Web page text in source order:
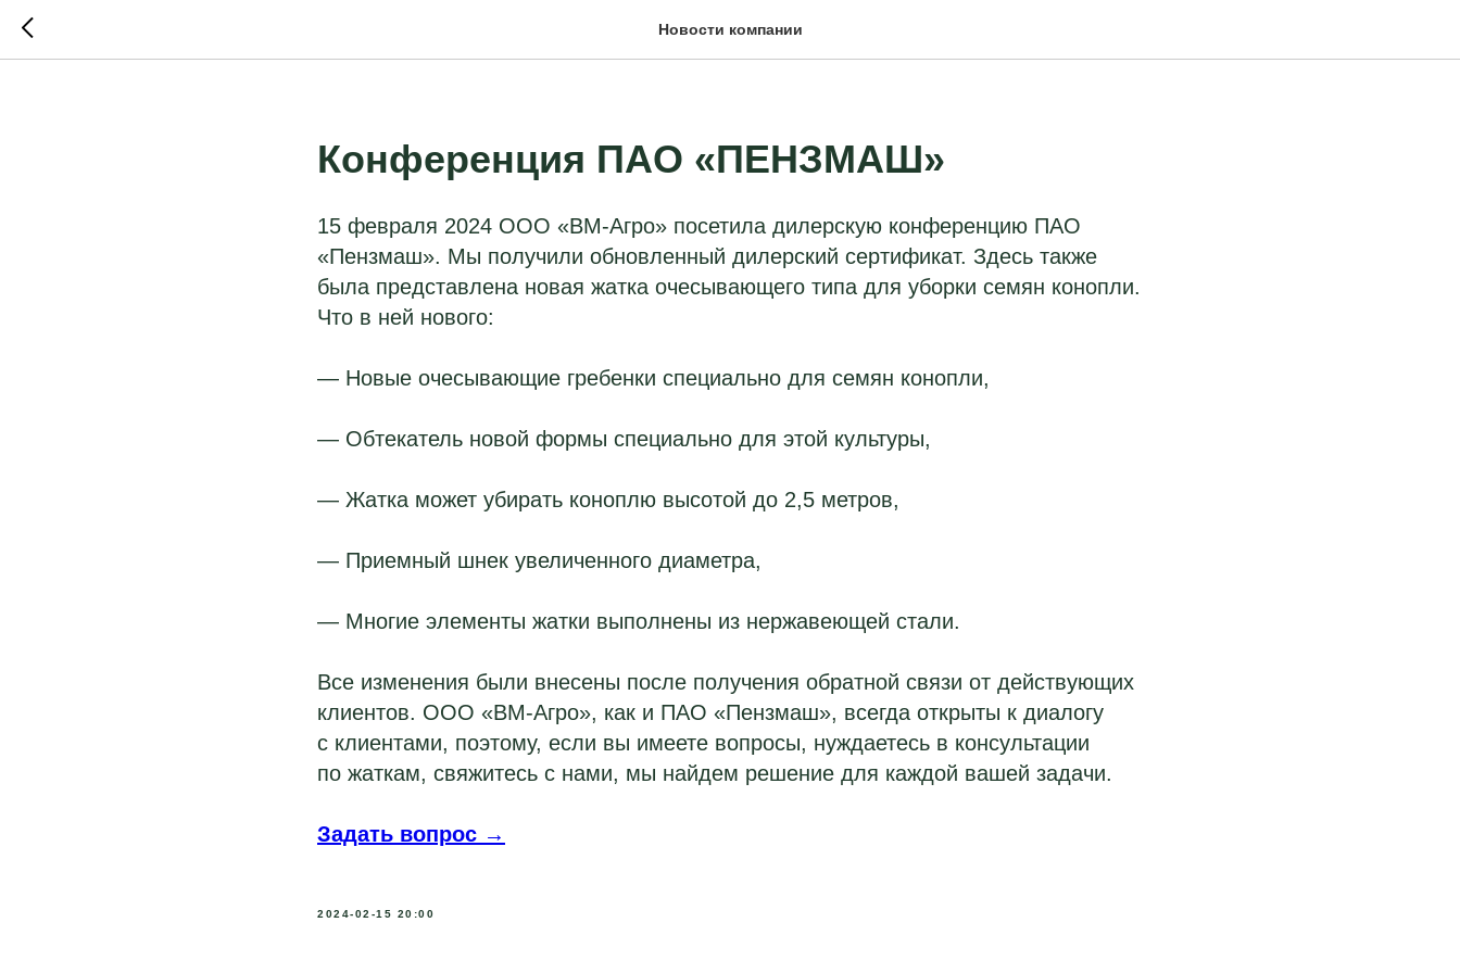
Новости компании
Конференция ПАО «ПЕНЗМАШ»
15 февраля 2024 ООО «ВМ-Агро» посетила дилерскую конференцию ПАО
«Пензмаш». Мы получили обновленный дилерский сертификат. Здесь также
была представлена новая жатка очесывающего типа для уборки семян конопли.
Что в ней нового:
— Новые очесывающие гребенки специально для семян конопли,
— Обтекатель новой формы специально для этой культуры,
— Жатка может убирать коноплю высотой до 2,5 метров,
— Приемный шнек увеличенного диаметра,
— Многие элементы жатки выполнены из нержавеющей стали.
Все изменения были внесены после получения обратной связи от действующих
клиентов. ООО «ВМ-Агро», как и ПАО «Пензмаш», всегда открыты к диалогу
с клиентами, поэтому, если вы имеете вопросы, нуждаетесь в консультации
по жаткам, свяжитесь с нами, мы найдем решение для каждой вашей задачи.
Задать вопрос →
2024-02-15 20:00